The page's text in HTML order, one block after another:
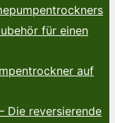
für einen
auf
Die reversierende